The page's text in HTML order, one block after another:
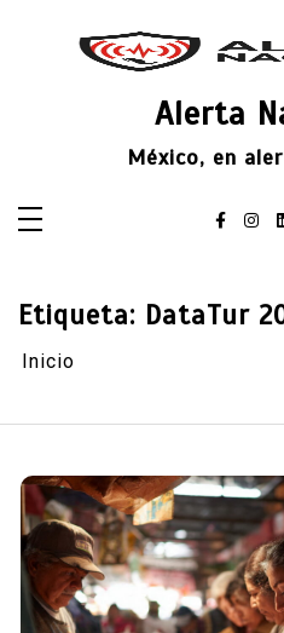
Alerta
México, en
Etiqueta: DataTur
Inicio